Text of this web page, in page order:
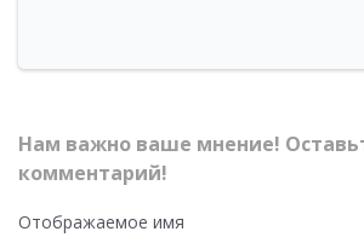
Нам важно ваше мнение!
комментарий!
Отображаемое имя